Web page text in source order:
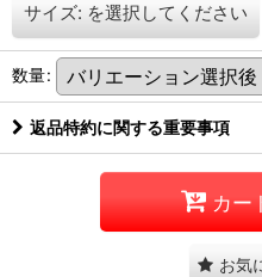
サイズ: を選択してください
数量:
返品特約に関する重要事項
カー
お気